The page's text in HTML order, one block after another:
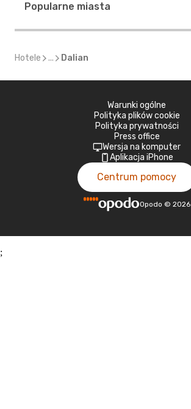
Popularne miasta
Hotele ... Dalian
Warunki ogólne
Polityka plików cookie
Polityka prywatności
Press office
Wersja na komputer
Aplikacja iPhone
Centrum pomocy
Opodo © 2026
;